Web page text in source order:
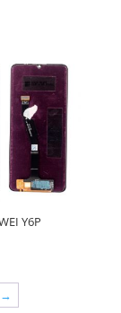
Y6P
→